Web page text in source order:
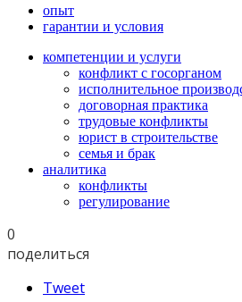
опыт
гарантии и условия
компетенции и услуги
конфликт с госорганом
исполнительное
договорная практика
трудовые конфликты
юрист в строительстве
семья и брак
аналитика
конфликты
регулирование
0
поделиться
Tweet